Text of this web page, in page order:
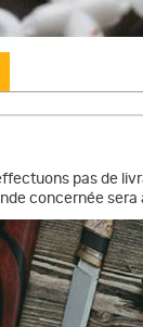
pas de
concernée sera